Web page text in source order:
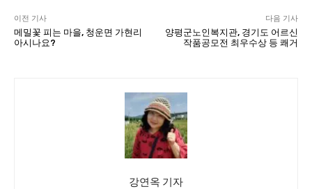
이전 기사
메밀꽃 피는 마을, 청운면 가현리
아시나요?
다음 기사
양평군노인복지관, 경기도 어르신
작품공모전 최우수상 등 쾌거
강연옥 기자